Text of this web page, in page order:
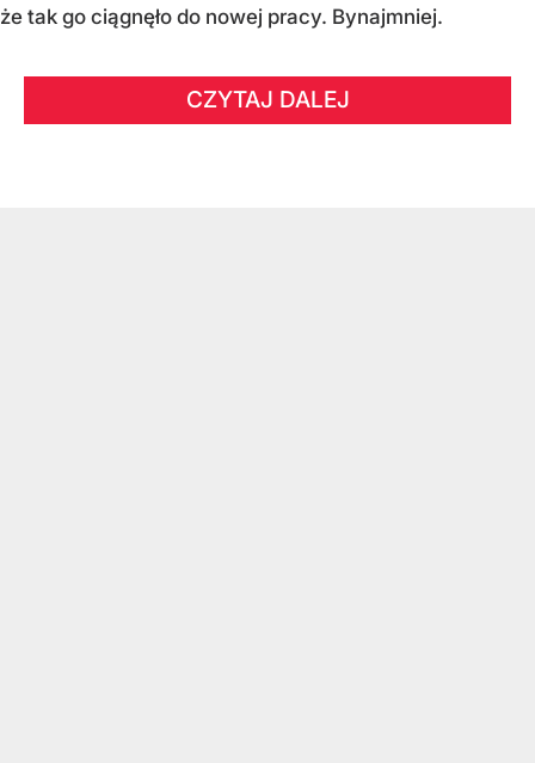
że tak go ciągnęło do nowej pracy. Bynajmniej.
CZYTAJ DALEJ